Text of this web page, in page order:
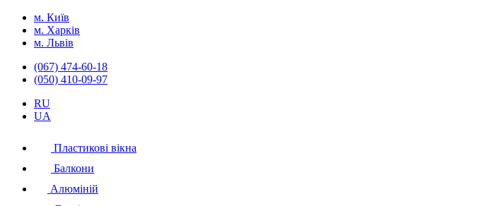
м. Київ
м. Харків
м. Львів
(067) 474-60-18
(050) 410-09-97
RU
UA
Пластикові вікна
Балкони
Алюміній